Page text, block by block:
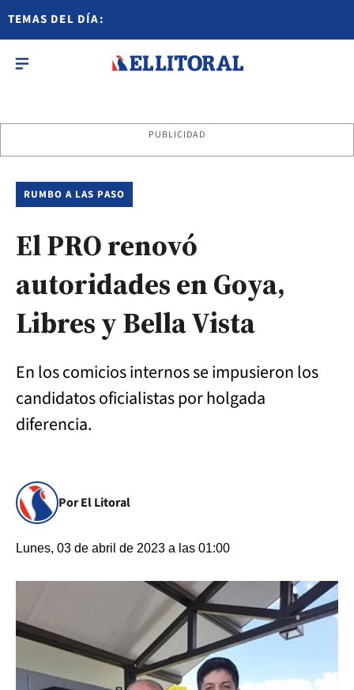
TEMAS DEL DÍA:
PUBLICIDAD
RUMBO A LAS PASO
El PRO renovó
autoridades en Goya,
Libres y Bella Vista
En los comicios internos se impusieron los
candidatos oficialistas por holgada
diferencia.
Por El Litoral
Lunes, 03 de abril de 2023 a las 01:00